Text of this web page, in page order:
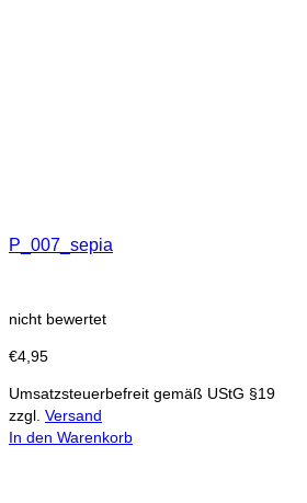
P_007_sepia
nicht bewertet
€4,95
Umsatzsteuerbefreit gemäß UStG §19
zzgl. Versand
In den Warenkorb